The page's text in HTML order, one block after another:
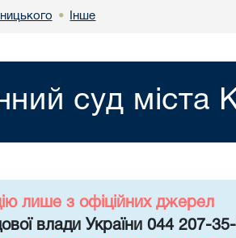
• Інше
суд міста
лише з офіційних джерел
влади України 044 207-